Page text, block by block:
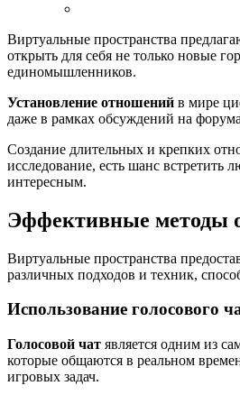
Виртуальные пространства
открыть для себя не только новые
единомышленников.
Установление отношений в мире
даже в рамках обсуждений на
Создание длительных и крепких
исследование, есть шанс встретить
интересным.
Эффективные методы
Виртуальные пространства
различных подходов и техник,
Использование голосового
Голосовой чат является одним из
которые общаются в реальном
игровых задач.